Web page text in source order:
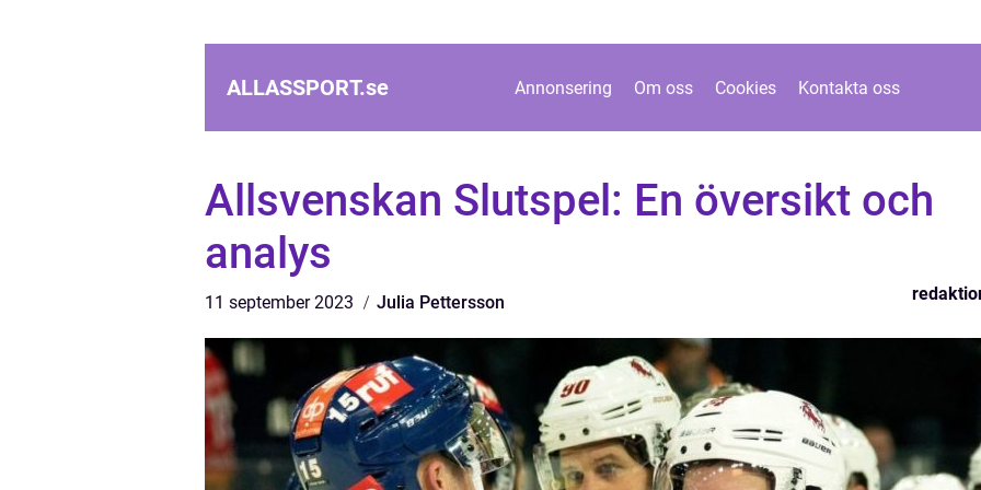
ALLASSPORT.se Annonsering Om oss Cookies Kontakta oss
Allsvenskan Slutspel: En översikt och
analys
11 september 2023 Julia Pettersson